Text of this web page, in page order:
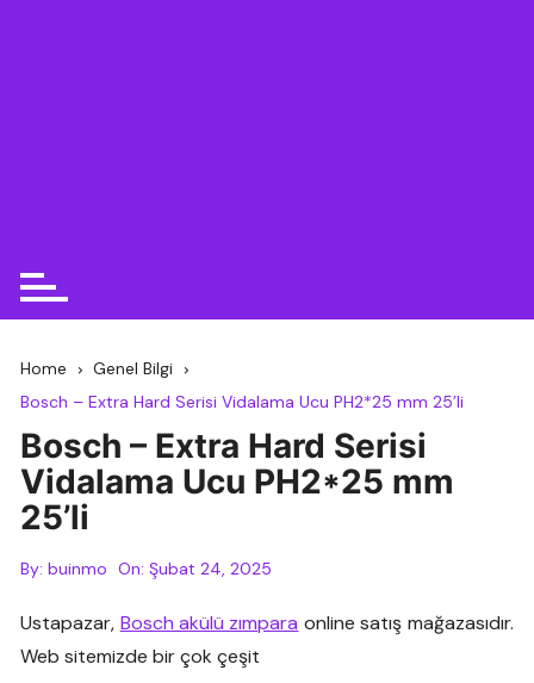
Home
Genel Bilgi
Bosch – Extra Hard Serisi Vidalama Ucu PH2*25 mm 25’li
Bosch – Extra Hard Serisi
Vidalama Ucu PH2*25 mm
25’li
By: buinmo On:Şubat 24, 2025
Ustapazar, Bosch akülü zımpara online satış mağazasıdır.
Web sitemizde bir çok çeşit